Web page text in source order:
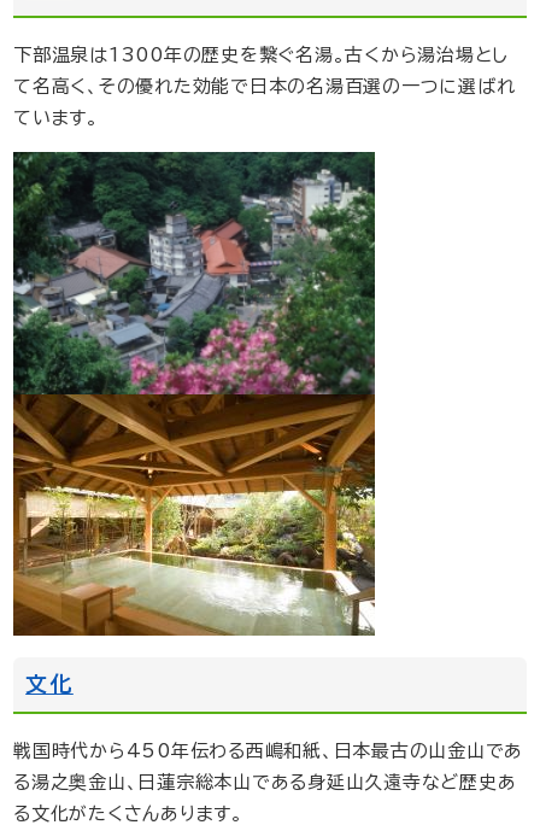
下部温泉は1300年の歴史を繋ぐ名湯。古くから湯治場とし
て名高く、その優れた効能で日本の名湯百選の一つに選ばれ
ています。
文化
戦国時代から450年伝わる西嶋和紙、日本最古の山金山であ
る湯之奥金山、日蓮宗総本山である身延山久遠寺など歴史あ
る文化がたくさんあります。